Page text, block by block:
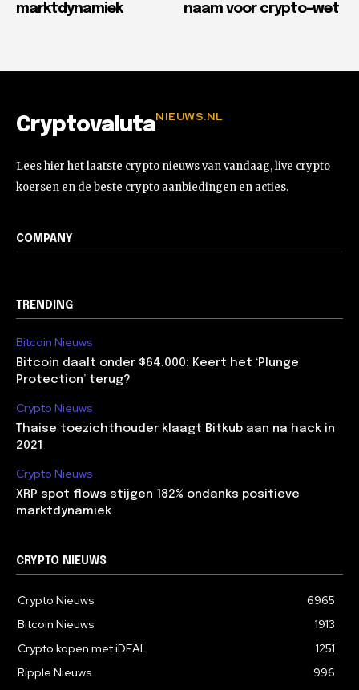
marktdynamiek
naam voor crypto-wet
CryptovalutaNIEUWS.NL
Lees hier het laatste crypto nieuws van vandaag, live crypto
koersen en de beste crypto aanbiedingen en acties.
COMPANY
TRENDING
Bitcoin Nieuws
Bitcoin daalt onder $64.000: Keert het ‘Plunge
Protection’ terug?
Crypto Nieuws
Thaise toezichthouder klaagt Bitkub aan na hack in
2021
Crypto Nieuws
XRP spot flows stijgen 182% ondanks positieve
marktdynamiek
CRYPTO NIEUWS
Crypto Nieuws
6965
Bitcoin Nieuws
1913
Crypto kopen met iDEAL
1251
Ripple Nieuws
996